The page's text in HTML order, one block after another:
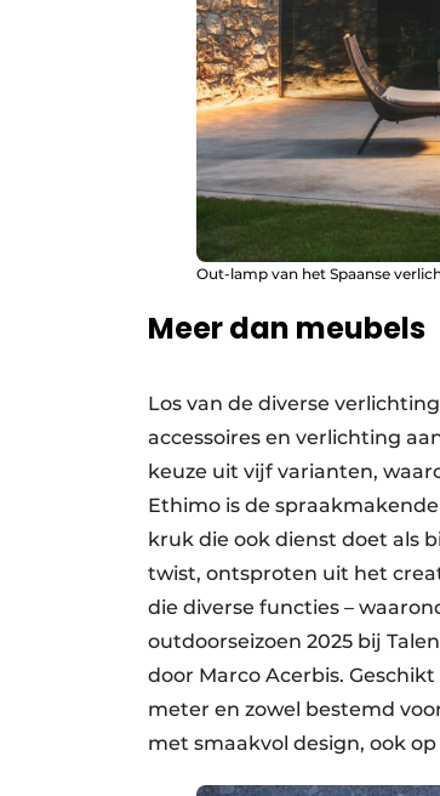
Out-lamp van het Spaanse
Meer dan meubels
Los van de diverse
accessoires en verlichting
keuze uit vijf varianten,
Ethimo is de
kruk die ook dienst doet als
twist, ontsproten uit het
die diverse functies –
outdoorseizoen 2025 bij
door Marco Acerbis.
meter en zowel bestemd
met smaakvol design, ook